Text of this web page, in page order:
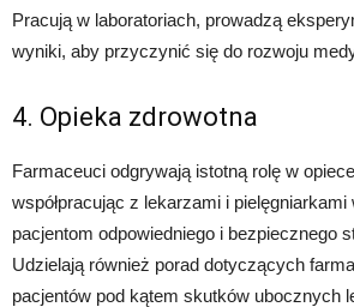
Pracują w laboratoriach, prowadzą
wyniki, aby przyczynić się do rozwoju
4. Opieka zdrowotna
Farmaceuci odgrywają istotną rolę w
współpracując z lekarzami i
pacjentom odpowiedniego i bezpiecznego
Udzielają również porad dotyczących
pacjentów pod kątem skutków ubocznych